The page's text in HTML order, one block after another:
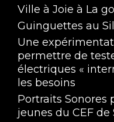
Ville à Joie à La
Guinguettes au
Une
permettre de
électriques «
les besoins
Portraits Sonores
jeunes du CEF